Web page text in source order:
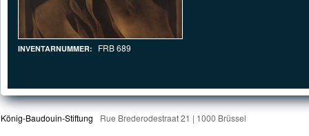
INVENTARNUMMER: FRB 689
König-Baudouin-Stiftung Rue Brederodestraat 21 | 1000 Brüssel